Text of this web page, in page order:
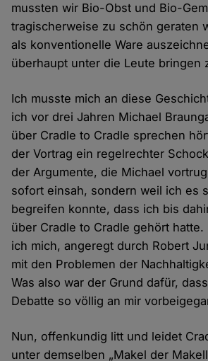
mussten wir Bio-Obst und Bio-
tragischerweise zu schön geraten
als konventionelle Ware
überhaupt unter die Leute bringen
Ich musste mich an diese
ich vor drei Jahren Michael
über Cradle to Cradle sprechen
der Vortrag ein regelrechter
der Argumente, die Michael
sofort einsah, sondern weil ich es
begreifen konnte, dass ich bis
über Cradle to Cradle gehört hatte.
ich mich, angeregt durch Robert
mit den Problemen der
Was also war der Grund dafür,
Debatte so völlig an mir
Nun, offenkundig litt und leidet
unter demselben „Makel der